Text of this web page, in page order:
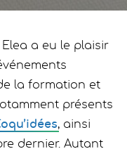
Elea a eu le plaisir
la formation et
présents
, ainsi
dernier. Autant